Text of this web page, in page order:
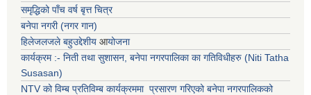
समृद्धिको पाँच वर्ष बृत्त चित्र
बनेपा नगरी (नगर गान)
हिलेजलजले बहुउद्देशीय आयोजना
कार्यक्रम :- निती तथा सुशासन, बनेपा नगरपालिका का गतिविधीहरु (Niti Tatha
Susasan)
NTV को विम्ब प्रतिविम्ब कार्यक्रममा प्रसारण गरिएकोबनेपा नगरपालिकको